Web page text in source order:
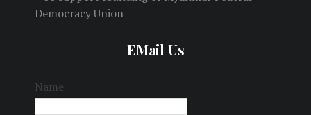
Democracy Union
EMail Us
Name